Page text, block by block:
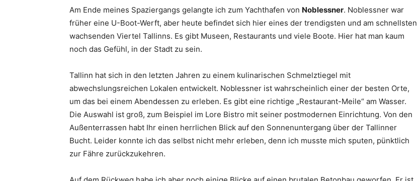
Am Ende meines Spaziergangs gelangte ich zum Yachthafen von Noblessner. Noblessner war
früher eine U-Boot-Werft, aber heute befindet sich hier eines der trendigsten und am schnellsten
wachsenden Viertel Tallinns. Es gibt Museen, Restaurants und viele Boote. Hier hat man kaum
noch das Gefühl, in der Stadt zu sein.
Tallinn hat sich in den letzten Jahren zu einem kulinarischen Schmelztiegel mit
abwechslungsreichen Lokalen entwickelt. Noblessner ist wahrscheinlich einer der besten Orte,
um das bei einem Abendessen zu erleben. Es gibt eine richtige „Restaurant-Meile“ am Wasser.
Die Auswahl ist groß, zum Beispiel im Lore Bistro mit seiner postmodernen Einrichtung. Von den
Außenterrassen habt Ihr einen herrlichen Blick auf den Sonnenuntergang über der Tallinner
Bucht. Leider konnte ich das selbst nicht mehr erleben, denn ich musste mich sputen, pünktlich
zur Fähre zurückzukehren.